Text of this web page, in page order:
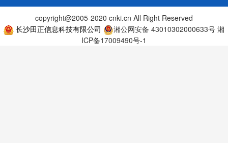
copyright@2005-2020 cnki.cn All Right Reserved
长沙田正信息科技有限公司
湘公网安备 43010302000633号 湘
ICP备17009490号-1